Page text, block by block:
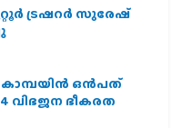
ട്രഷറർ സുരേഷ്
ഒന്‍പത്
വിഭജന ഭീകരത